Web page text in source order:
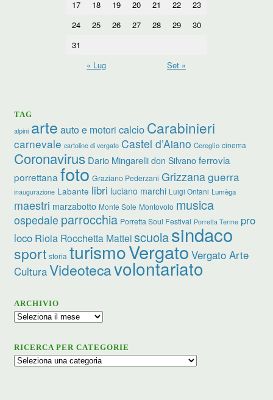
17
18 19 20 21 22
23
24
25 26 27 28 29
30
31
« Lug
Set »
TAG
alpini arte auto e motori calcio Carabinieri
carnevale cartoline di vergato Castel d’Aiano Cereglio cinema
Coronavirus Dario Mingarelli don Silvano ferrovia
porrettana foto Graziano Pederzani Grizzanaguerra
inaugurazione Labante libri luciano marchi Luigi Ontani Lumèga
maestri marzabotto Monte Sole Montovolo musica
ospedale parrocchia Porretta Soul Festival Porretta Terme pro
loco Riola Rocchetta Matteiscuolasindaco
sport storia turismoVergato Vergato Arte
CulturaVideotecavolontariato
ARCHIVIO
Archivio
RICERCA PER CATEGORIE
Ricerca